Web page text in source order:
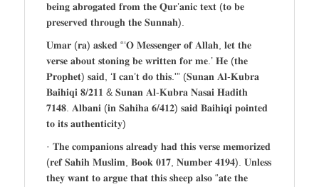
𝐛𝐞𝐢𝐧𝐠 𝐚𝐛𝐫𝐨𝐠𝐚𝐭𝐞𝐝 𝐟𝐫𝐨𝐦 𝐭𝐡𝐞 𝐐𝐮𝐫’𝐚𝐧𝐢𝐜 𝐭𝐞𝐱𝐭 (𝐭𝐨 𝐛𝐞
𝐩𝐫𝐞𝐬𝐞𝐫𝐯𝐞𝐝 𝐭𝐡𝐫𝐨𝐮𝐠𝐡 𝐭𝐡𝐞 𝐒𝐮𝐧𝐧𝐚𝐡).
𝐔𝐦𝐚𝐫 (𝐫𝐚) 𝐚𝐬𝐤𝐞𝐝 “‘𝐎 𝐌𝐞𝐬𝐬𝐞𝐧𝐠𝐞𝐫 𝐨𝐟 𝐀𝐥𝐥𝐚𝐡, 𝐥𝐞𝐭 𝐭𝐡𝐞
𝐯𝐞𝐫𝐬𝐞 𝐚𝐛𝐨𝐮𝐭 𝐬𝐭𝐨𝐧𝐢𝐧𝐠 𝐛𝐞 𝐰𝐫𝐢𝐭𝐭𝐞𝐧 𝐟𝐨𝐫 𝐦𝐞.’ 𝐇𝐞 (𝐭𝐡𝐞
𝐏𝐫𝐨𝐩𝐡𝐞𝐭) 𝐬𝐚𝐢𝐝, ‘𝐈 𝐜𝐚𝐧’𝐭 𝐝𝐨 𝐭𝐡𝐢𝐬.'” (𝐒𝐮𝐧𝐚𝐧 𝐀𝐥-𝐊𝐮𝐛𝐫𝐚
𝐁𝐚𝐢𝐡𝐢𝐪𝐢 𝟖/𝟐𝟏𝟏 & 𝐒𝐮𝐧𝐚𝐧 𝐀𝐥-𝐊𝐮𝐛𝐫𝐚 𝐍𝐚𝐬𝐚𝐢 𝐇𝐚𝐝𝐢𝐭𝐡
𝟕𝟏𝟒𝟖. 𝐀𝐥𝐛𝐚𝐧𝐢 (𝐢𝐧 𝐒𝐚𝐡𝐢𝐡𝐚 𝟔/𝟒𝟏𝟐) 𝐬𝐚𝐢𝐝 𝐁𝐚𝐢𝐡𝐢𝐪𝐢 𝐩𝐨𝐢𝐧𝐭𝐞𝐝
𝐭𝐨 𝐢𝐭𝐬 𝐚𝐮𝐭𝐡𝐞𝐧𝐭𝐢𝐜𝐢𝐭𝐲)
· 𝐓𝐡𝐞 𝐜𝐨𝐦𝐩𝐚𝐧𝐢𝐨𝐧𝐬 𝐚𝐥𝐫𝐞𝐚𝐝𝐲 𝐡𝐚𝐝 𝐭𝐡𝐢𝐬 𝐯𝐞𝐫𝐬𝐞 𝐦𝐞𝐦𝐨𝐫𝐢𝐳𝐞𝐝
(𝐫𝐞𝐟 𝐒𝐚𝐡𝐢𝐡 𝐌𝐮𝐬𝐥𝐢𝐦, 𝐁𝐨𝐨𝐤 𝟎𝟏𝟕, 𝐍𝐮𝐦𝐛𝐞𝐫 𝟒𝟏𝟗𝟒). 𝐔𝐧𝐥𝐞𝐬𝐬
𝐭𝐡𝐞𝐲 𝐰𝐚𝐧𝐭 𝐭𝐨 𝐚𝐫𝐠𝐮𝐞 𝐭𝐡𝐚𝐭 𝐭𝐡𝐢𝐬 𝐬𝐡𝐞𝐞𝐩 𝐚𝐥𝐬𝐨 “𝐚𝐭𝐞 𝐭𝐡𝐞